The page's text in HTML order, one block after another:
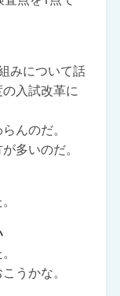
みについて話
入試改革に
んのだ。
多いのだ。
うかな。